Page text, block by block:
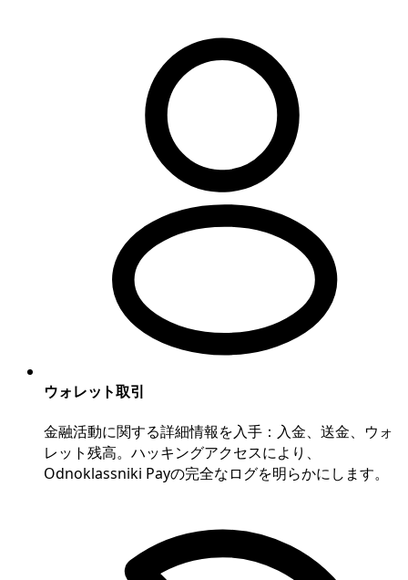
ウォレット取引
金融活動に関する詳細情報を入手：入金、送金、ウォ
レット残高。ハッキングアクセスにより、
Odnoklassniki Payの完全なログを明らかにします。